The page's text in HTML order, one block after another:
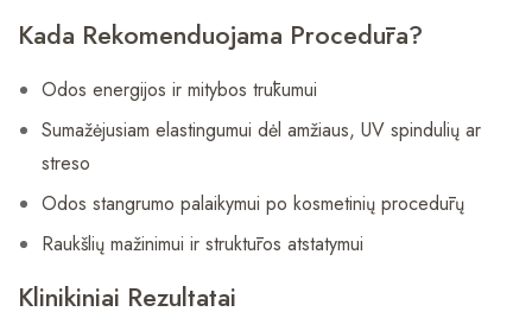
Kada Rekomenduojama Procedūra?
Odos energijos ir mitybos trūkumui
Sumažėjusiam elastingumui dėl amžiaus, UV spindulių ar
streso
Odos stangrumo palaikymui po kosmetinių procedūrų
Raukšlių mažinimui ir struktūros atstatymui
Klinikiniai Rezultatai